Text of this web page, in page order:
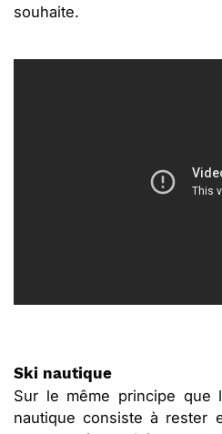
souhaite.
Ski nautique
Sur le même principe que
nautique consiste à rester